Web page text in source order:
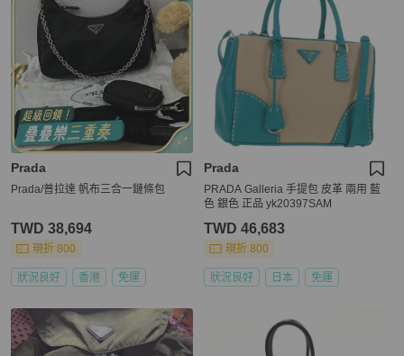
Prada
Prada/普拉達 帆布三合一鏈條包
TWD 38,694
現折 800
狀況良好 香港 免運
Prada
PRADA Galleria 手提包 皮革 兩用 藍
色 銀色 正品 yk20397SAM
TWD 46,683
現折 800
狀況良好 日本 免運